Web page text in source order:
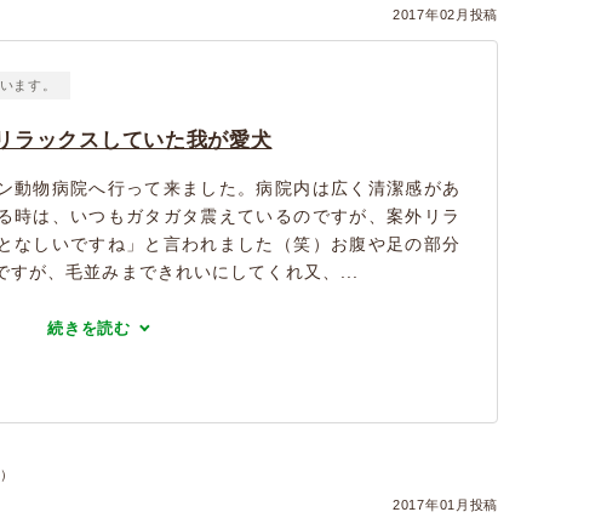
2017年02月投稿
ます。
ラックスしていた我が愛犬
動物病院へ行って来ました。病院内は広く清潔感があ
時は、いつもガタガタ震えているのですが、案外リラ
なしいですね」と言われました（笑）お腹や足の部分
が、毛並みまできれいにしてくれ又、...
続きを読む
2017年01月投稿